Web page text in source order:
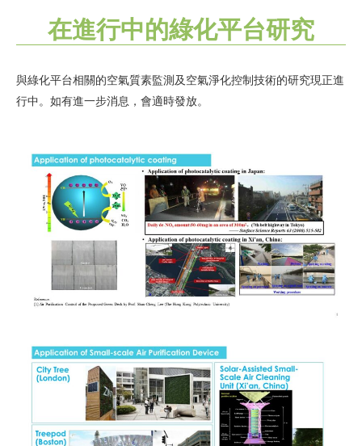
在進行中的綠化平台研究
與綠化平台相關的空氣質素監測及空氣淨化控制技術的研究現正進
行中。如有進一步消息，會適時發放。